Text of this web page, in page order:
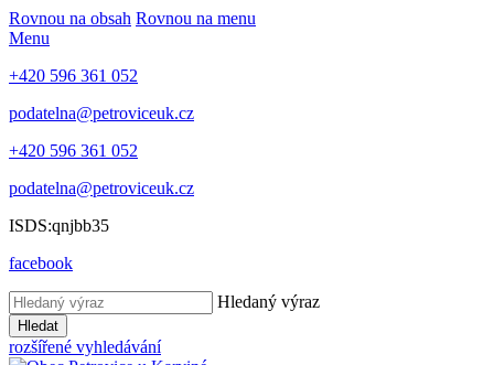
Rovnou na obsah Rovnou na menu
Menu
+420 596 361 052
podatelna@petroviceuk.cz
+420 596 361 052
podatelna@petroviceuk.cz
ISDS:qnjbb35
facebook
Hledaný výraz
Hledat
rozšířené vyhledávání